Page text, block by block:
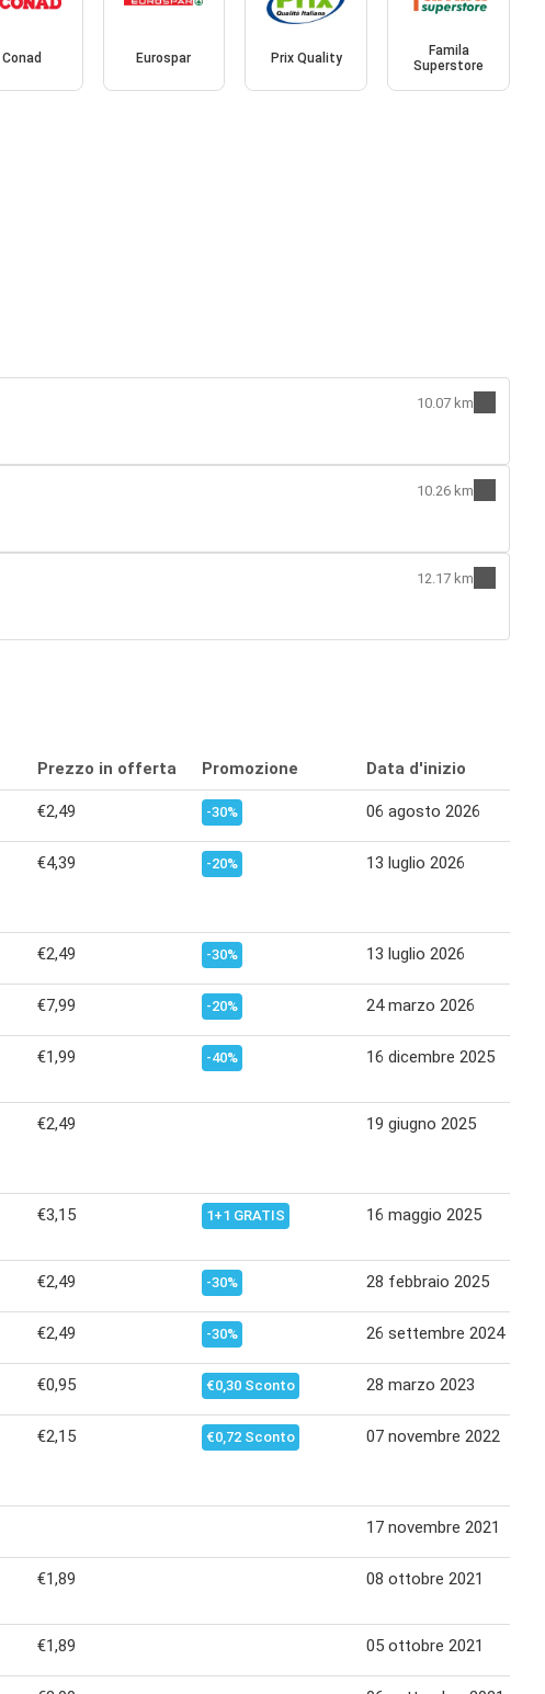
Conad Eurospar Prix Quality
Famila
Superstore
10.07 km
10.26 km
12.17 km
Prezzo in offerta Promozione Data d'inizio
€2,49 -30% 06 agosto 2026
€4,39 -20% 13 luglio 2026
€2,49 -30% 13 luglio 2026
€7,99 -20% 24 marzo 2026
€1,99 -40% 16 dicembre 2025
€2,49 19 giugno 2025
€3,15 1+1 GRATIS 16 maggio 2025
€2,49 -30% 28 febbraio 2025
€2,49 -30% 26 settembre 2024
€0,95 €0,30 Sconto 28 marzo 2023
€2,15 €0,72 Sconto 07 novembre 2022
17 novembre 2021
€1,89 08 ottobre 2021
€1,89 05 ottobre 2021